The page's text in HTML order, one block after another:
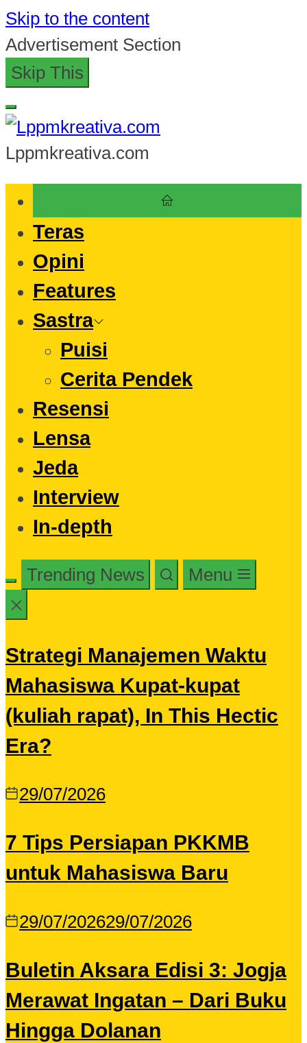
Skip to the content
Advertisement Section
Skip This
Lppmkreativa.com
Teras
Opini
Features
Sastra
Puisi
Cerita Pendek
Resensi
Lensa
Jeda
Interview
In-depth
Trending News Menu
Strategi Manajemen Waktu
Mahasiswa Kupat-kupat
(kuliah rapat), In This Hectic
Era?
29/07/2026
7 Tips Persiapan PKKMB
untuk Mahasiswa Baru
29/07/202629/07/2026
Buletin Aksara Edisi 3: Jogja
Merawat Ingatan – Dari Buku
Hingga Dolanan